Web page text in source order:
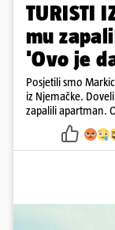
TURISTI
mu
'Ovo je
Posjetili smo
iz Njemačke.
zapalili apartman.